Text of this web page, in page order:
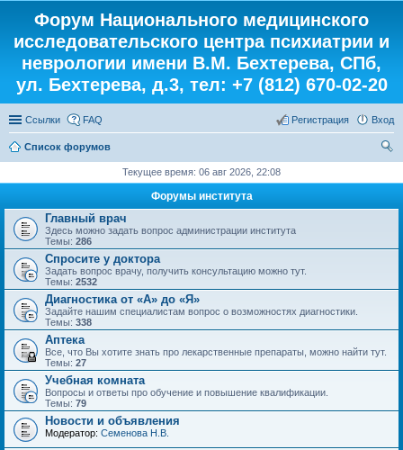
Форум Национального медицинского
исследовательского центра психиатрии и
неврологии имени В.М. Бехтерева, СПб,
ул. Бехтерева, д.3, тел: +7 (812) 670-02-20
Ссылки FAQ Вход
Регистрация
Список форумов
Текущее время: 06 авг 2026, 22:08
Форумы института
Главный врач
Здесь можно задать вопрос администрации института
Темы: 286
Спросите у доктора
Задать вопрос врачу, получить консультацию можно тут.
Темы: 2532
Диагностика от «А» до «Я»
Задайте нашим специалистам вопрос о возможностях диагностики.
Темы: 338
Аптека
Все, что Вы хотите знать про лекарственные препараты, можно найти тут.
Темы: 27
Учебная комната
Вопросы и ответы про обучение и повышение квалификации.
Темы: 79
Новости и объявления
Модератор: Семенова Н.В.